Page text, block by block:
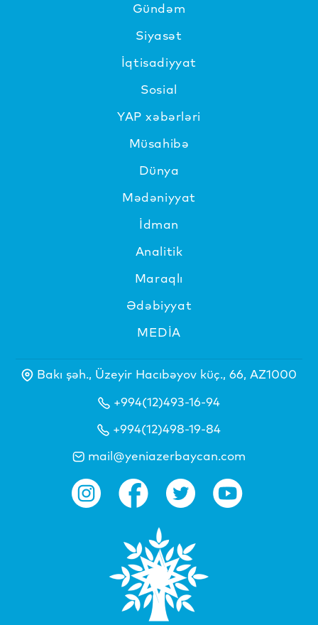
Gündəm
Siyasət
İqtisadiyyat
Sosial
YAP xəbərləri
Müsahibə
Dünya
Mədəniyyat
İdman
Analitik
Maraqlı
Ədəbiyyat
MEDİA
Bakı şəh., Üzeyir Hacıbəyov küç., 66, AZ1000
+994(12)493-16-94
+994(12)498-19-84
mail@yeniazerbaycan.com